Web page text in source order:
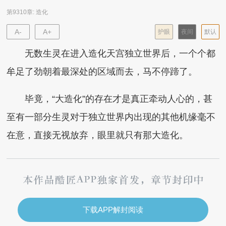
第9310章: 造化
A- A+ 默认
夜间
护眼
无数生灵在进入造化天宫独立世界后，一个个都
牟足了劲朝着最深处的区域而去，马不停蹄了。
毕竟，“大造化”的存在才是真正牵动人心的，甚
至有一部分生灵对于独立世界内出现的其他机缘毫不
在意，直接无视放弃，眼里就只有那大造化。
下载APP解封阅读